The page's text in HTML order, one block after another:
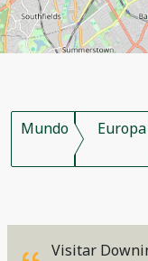
Mundo Europa
Visitar